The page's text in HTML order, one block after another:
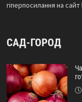
гіперпосилання на сайт
САД-ГОРОД